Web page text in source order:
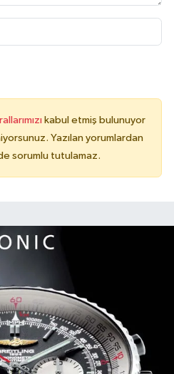
kabul etmiş bulunuyor
Yazılan yorumlardan
sorumlu tutulamaz.